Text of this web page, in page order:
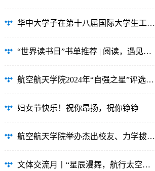
华中大学子在第十八届国际大学生工程力学竞赛中斩获佳绩
“世界读书日”书单推荐 | 阅读，遇见更好的自己
航空航天学院2024年“自强之星”评选答辩会成功举办
妇女节快乐！祝你昂扬，祝你铮铮
航空航天学院举办杰出校友、力学拔尖班学生座谈交流会
文体交流月丨“星辰漫舞，航行太空：奔跑的亚运盛典”——航空航天学院第三届航空...